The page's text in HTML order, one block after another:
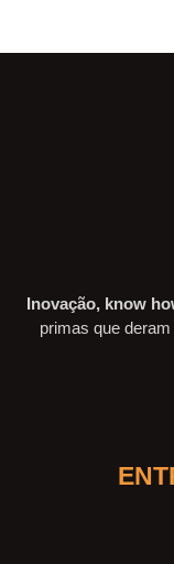
Inovação, know
primas que